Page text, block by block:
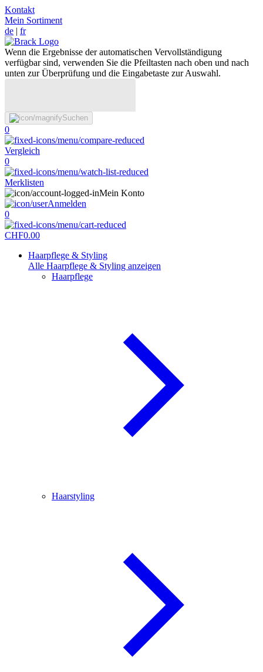
Kontakt
Mein Sortiment
de | fr
Wenn die Ergebnisse der automatischen Vervollständigung
verfügbar sind, verwenden Sie die Pfeiltasten nach oben und nach
unten zur Überprüfung und die Eingabetaste zur Auswahl.
Suchen
0
Vergleich
0
Merklisten
Mein Konto
Anmelden
0
CHF0.00
Haarpflege & Styling
Alle Haarpflege & Styling anzeigen
Haarpflege
Haarstyling